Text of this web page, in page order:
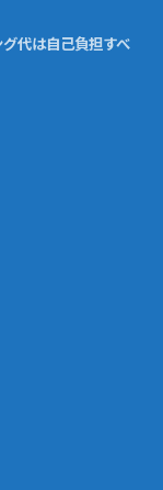
グ代は自己負担すべ